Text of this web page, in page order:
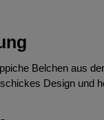
Belchen aus
Design und